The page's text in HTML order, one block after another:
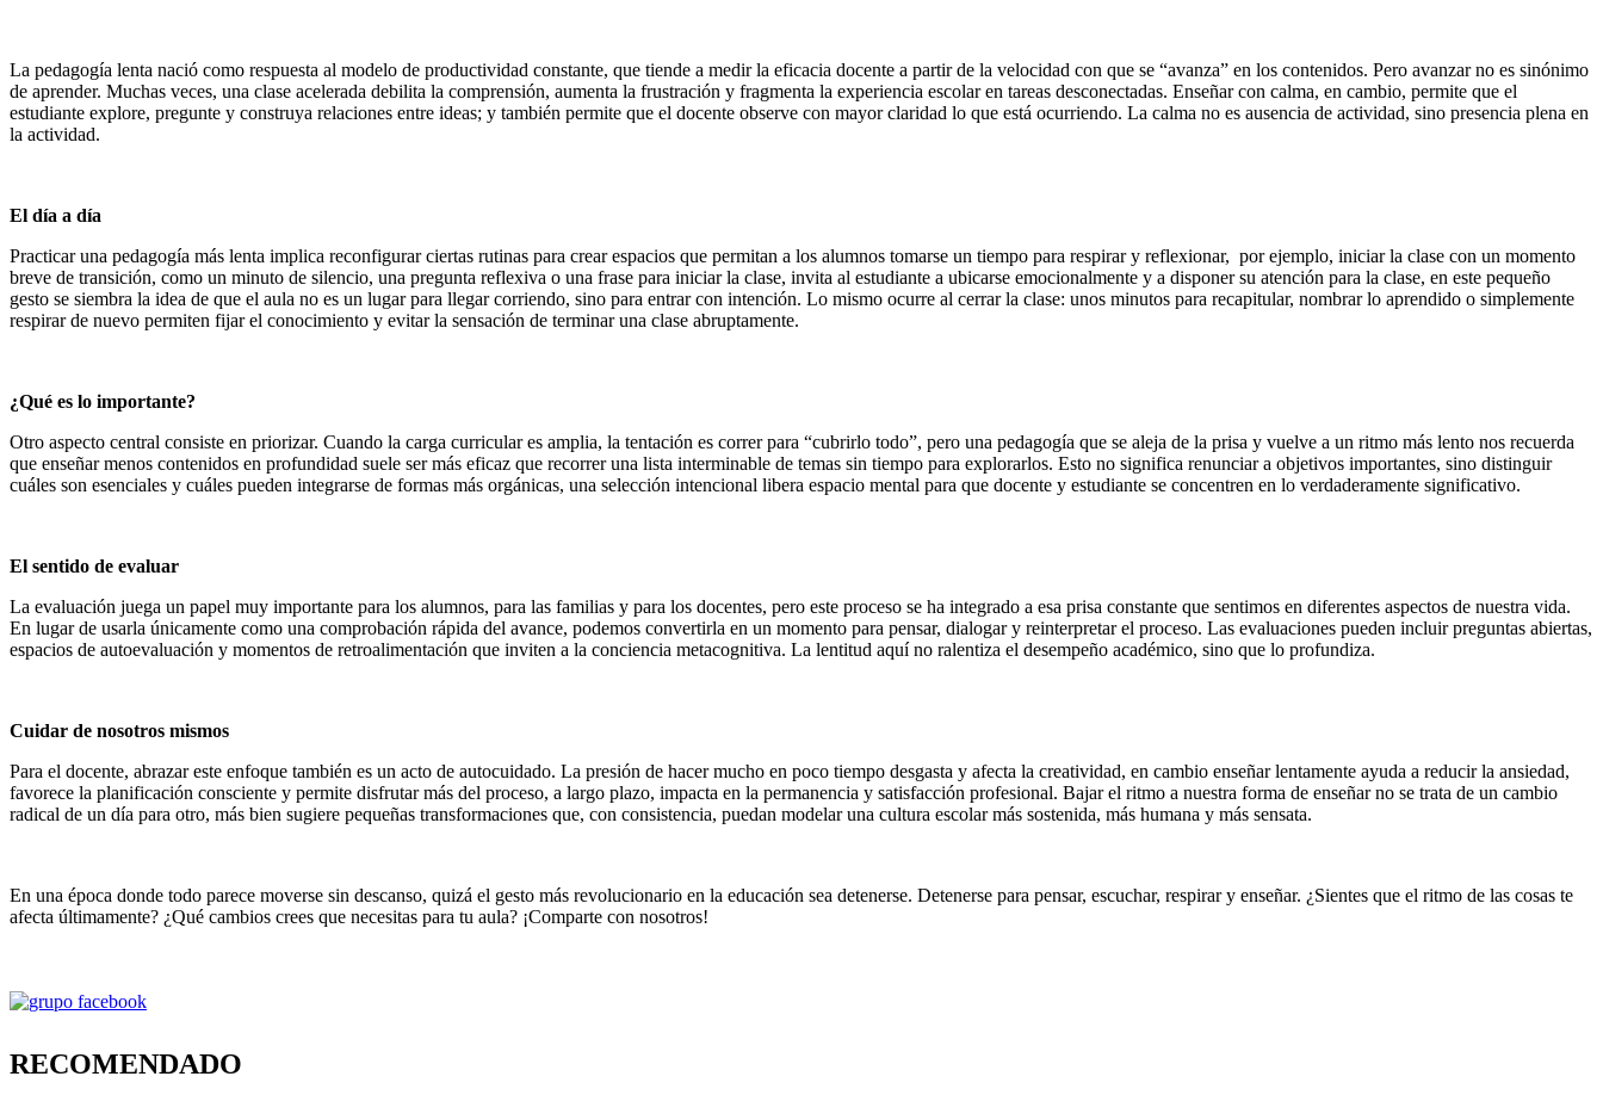
La pedagogía lenta nació como respuesta al modelo de productividad constante, que tiende a medir la eficacia docente a partir de la velocidad con que se “avanza” en los contenidos. Pero avanzar no es sinónimo
de aprender. Muchas veces, una clase acelerada debilita la comprensión, aumenta la frustración y fragmenta la experiencia escolar en tareas desconectadas. Enseñar con calma, en cambio, permite que el
estudiante explore, pregunte y construya relaciones entre ideas; y también permite que el docente observe con mayor claridad lo que está ocurriendo. La calma no es ausencia de actividad, sino presencia plena en
la actividad.
El día a día
Practicar una pedagogía más lenta implica reconfigurar ciertas rutinas para crear espacios que permitan a los alumnos tomarse un tiempo para respirar y reflexionar, por ejemplo, iniciar la clase con un momento
breve de transición, como un minuto de silencio, una pregunta reflexiva o una frase para iniciar la clase, invita al estudiante a ubicarse emocionalmente y a disponer su atención para la clase, en este pequeño
gesto se siembra la idea de que el aula no es un lugar para llegar corriendo, sino para entrar con intención. Lo mismo ocurre al cerrar la clase: unos minutos para recapitular, nombrar lo aprendido o simplemente
respirar de nuevo permiten fijar el conocimiento y evitar la sensación de terminar una clase abruptamente.
¿Qué es lo importante?
Otro aspecto central consiste en priorizar. Cuando la carga curricular es amplia, la tentación es correr para “cubrirlo todo”, pero una pedagogía que se aleja de la prisa y vuelve a un ritmo más lento nos recuerda
que enseñar menos contenidos en profundidad suele ser más eficaz que recorrer una lista interminable de temas sin tiempo para explorarlos. Esto no significa renunciar a objetivos importantes, sino distinguir
cuáles son esenciales y cuáles pueden integrarse de formas más orgánicas, una selección intencional libera espacio mental para que docente y estudiante se concentren en lo verdaderamente significativo.
El sentido de evaluar
La evaluación juega un papel muy importante para los alumnos, para las familias y para los docentes, pero este proceso se ha integrado a esa prisa constante que sentimos en diferentes aspectos de nuestra vida.
En lugar de usarla únicamente como una comprobación rápida del avance, podemos convertirla en un momento para pensar, dialogar y reinterpretar el proceso. Las evaluaciones pueden incluir preguntas abiertas,
espacios de autoevaluación y momentos de retroalimentación que inviten a la conciencia metacognitiva. La lentitud aquí no ralentiza el desempeño académico, sino que lo profundiza.
Cuidar de nosotros mismos
Para el docente, abrazar este enfoque también es un acto de autocuidado. La presión de hacer mucho en poco tiempo desgasta y afecta la creatividad, en cambio enseñar lentamente ayuda a reducir la ansiedad,
favorece la planificación consciente y permite disfrutar más del proceso, a largo plazo, impacta en la permanencia y satisfacción profesional. Bajar el ritmo a nuestra forma de enseñar no se trata de un cambio
radical de un día para otro, más bien sugiere pequeñas transformaciones que, con consistencia, puedan modelar una cultura escolar más sostenida, más humana y más sensata.
En una época donde todo parece moverse sin descanso, quizá el gesto más revolucionario en la educación sea detenerse. Detenerse para pensar, escuchar, respirar y enseñar. ¿Sientes que el ritmo de las cosas te
afecta últimamente? ¿Qué cambios crees que necesitas para tu aula? ¡Comparte con nosotros!
RECOMENDADO